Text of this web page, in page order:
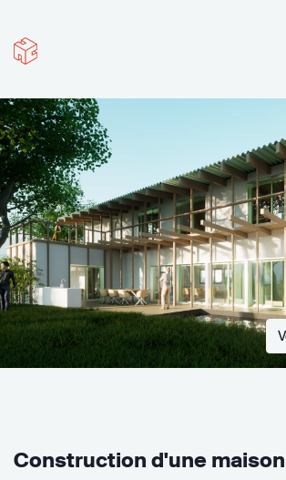
Construction d'une maison